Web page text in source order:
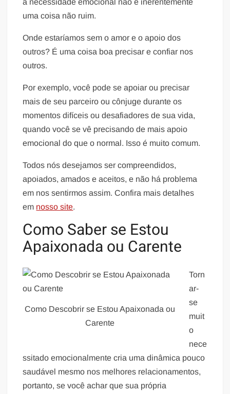
a necessidade emocional não é inerentemente
uma coisa não ruim.
Onde estaríamos sem o amor e o apoio dos
outros? É uma coisa boa precisar e confiar nos
outros.
Por exemplo, você pode se apoiar ou precisar
mais de seu parceiro ou cônjuge durante os
momentos difíceis ou desafiadores de sua vida,
quando você se vê precisando de mais apoio
emocional do que o normal. Isso é muito comum.
Todos nós desejamos ser compreendidos,
apoiados, amados e aceitos, e não há problema
em nos sentirmos assim. Confira mais detalhes
em nosso site.
Como Saber se Estou
Apaixonada ou Carente
Como Descobrir se Estou Apaixonada ou
Carente
Torn
ar-
se
muit
o
nece
ssitado emocionalmente cria uma dinâmica pouco
saudável mesmo nos melhores relacionamentos,
portanto, se você achar que sua própria